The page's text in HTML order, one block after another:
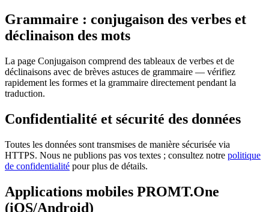
Grammaire : conjugaison des verbes et
déclinaison des mots
La page Conjugaison comprend des tableaux de verbes et de
déclinaisons avec de brèves astuces de grammaire — vérifiez
rapidement les formes et la grammaire directement pendant la
traduction.
Confidentialité et sécurité des données
Toutes les données sont transmises de manière sécurisée via
HTTPS. Nous ne publions pas vos textes ; consultez notre politique
de confidentialité pour plus de détails.
Applications mobiles PROMT.One
(iOS/Android)